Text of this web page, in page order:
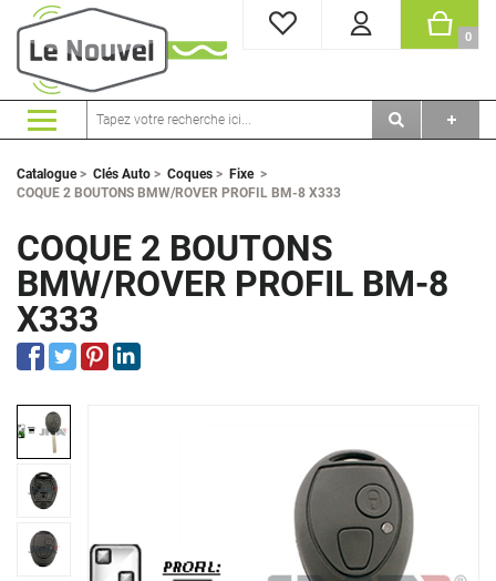
MES FAVORIS
0
Catalogue> Clés Auto > Coques > Fixe>
COQUE 2 BOUTONS BMW/ROVER PROFIL BM-8 X333
COQUE 2 BOUTONS
BMW/ROVER PROFIL BM-8
X333